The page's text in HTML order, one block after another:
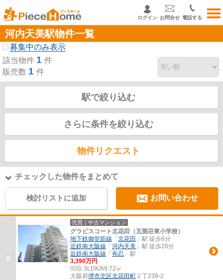
ログイン お問合せ 電話する
河内天美駅物件一覧
募集中のみ表示
該当物件 1 件
販売数 1 件
駅で絞り込む
さらに条件を絞り込む
物件リクエスト
チェックした物件をまとめて
検討リストに追加 お問い合わせ
売買｜中古マンション
グラビスコート北花田（五箇荘東小学校）
地下鉄御堂筋線 「 北花田 」駅 徒歩6分
近鉄南大阪線 「 河内天美 」駅 徒歩20分
近鉄南大阪線 「 布忍 」駅
3,390万円
間取:3LDK/69.72㎡
大阪府堺市北区北花田町 ２丁239-2